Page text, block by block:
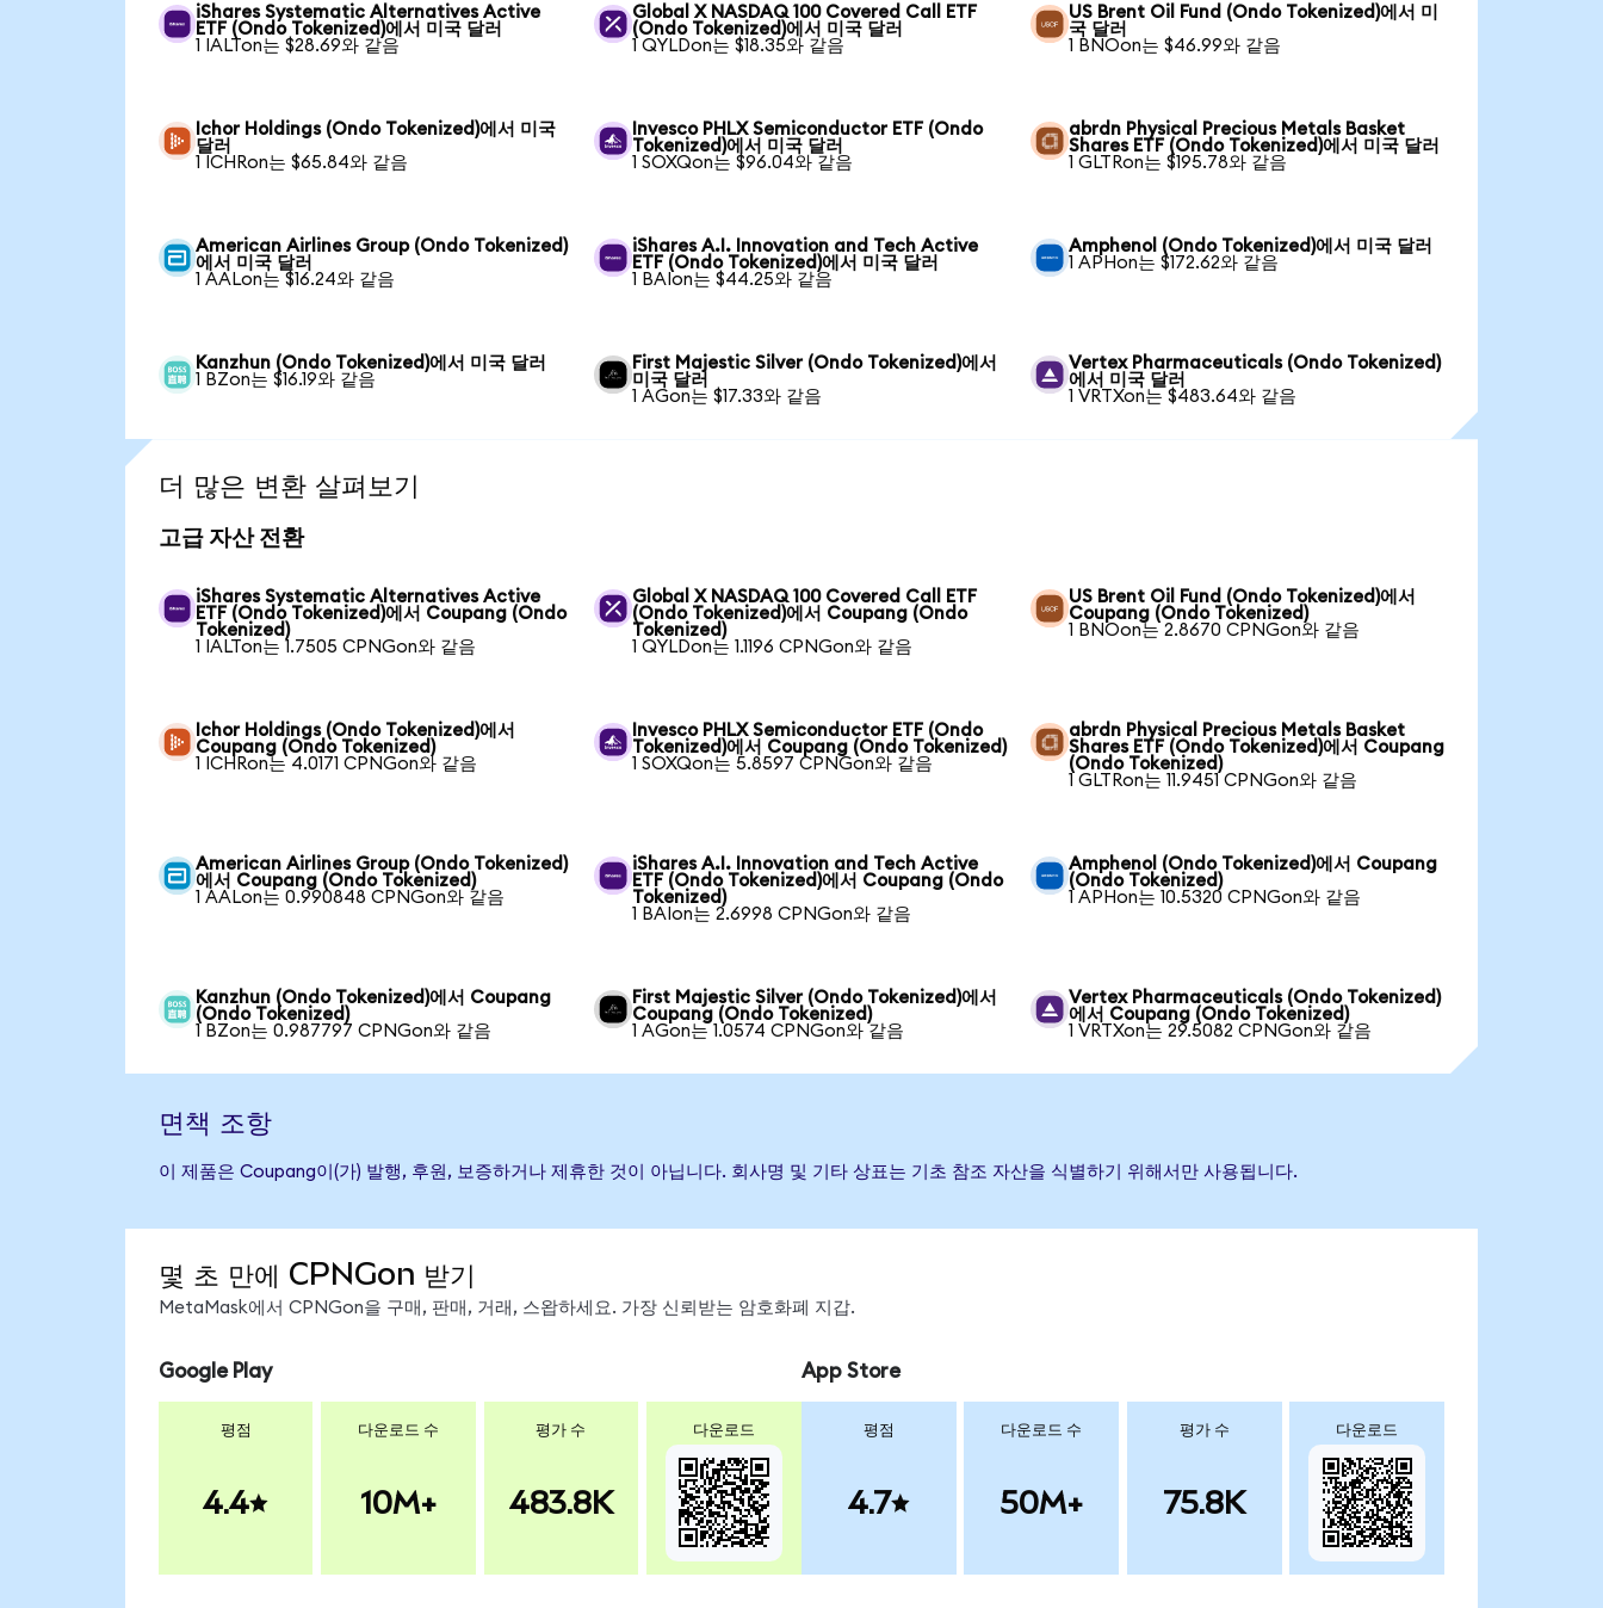
iShares Systematic Alternatives Active
ETF (Ondo Tokenized)에서 미국 달러
1 IALTon는 $28.69와 같음
Global X NASDAQ 100 Covered Call ETF
(Ondo Tokenized)에서 미국 달러
1 QYLDon는 $18.35와 같음
US Brent Oil Fund (Ondo Tokenized)에서 미
국 달러
1 BNOon는 $46.99와 같음
Ichor Holdings (Ondo Tokenized)에서 미국
달러
1 ICHRon는 $65.84와 같음
Invesco PHLX Semiconductor ETF (Ondo
Tokenized)에서 미국 달러
1 SOXQon는 $96.04와 같음
abrdn Physical Precious Metals Basket
Shares ETF (Ondo Tokenized)에서 미국 달러
1 GLTRon는 $195.78와 같음
American Airlines Group (Ondo Tokenized)
에서 미국 달러
1 AALon는 $16.24와 같음
iShares A.I. Innovation and Tech Active
ETF (Ondo Tokenized)에서 미국 달러
1 BAIon는 $44.25와 같음
Amphenol (Ondo Tokenized)에서 미국 달러
1 APHon는 $172.62와 같음
Kanzhun (Ondo Tokenized)에서 미국 달러
1 BZon는 $16.19와 같음
First Majestic Silver (Ondo Tokenized)에서
미국 달러
1 AGon는 $17.33와 같음
Vertex Pharmaceuticals (Ondo Tokenized)
에서 미국 달러
1 VRTXon는 $483.64와 같음
더 많은 변환 살펴보기
고급 자산 전환
iShares Systematic Alternatives Active
ETF (Ondo Tokenized)에서 Coupang (Ondo
Tokenized)
1 IALTon는 1.7505 CPNGon와 같음
Global X NASDAQ 100 Covered Call ETF
(Ondo Tokenized)에서 Coupang (Ondo
Tokenized)
1 QYLDon는 1.1196 CPNGon와 같음
US Brent Oil Fund (Ondo Tokenized)에서
Coupang (Ondo Tokenized)
1 BNOon는 2.8670 CPNGon와 같음
Ichor Holdings (Ondo Tokenized)에서
Coupang (Ondo Tokenized)
1 ICHRon는 4.0171 CPNGon와 같음
Invesco PHLX Semiconductor ETF (Ondo
Tokenized)에서 Coupang (Ondo Tokenized)
1 SOXQon는 5.8597 CPNGon와 같음
abrdn Physical Precious Metals Basket
Shares ETF (Ondo Tokenized)에서 Coupang
(Ondo Tokenized)
1 GLTRon는 11.9451 CPNGon와 같음
American Airlines Group (Ondo Tokenized)
에서 Coupang (Ondo Tokenized)
1 AALon는 0.990848 CPNGon와 같음
iShares A.I. Innovation and Tech Active
ETF (Ondo Tokenized)에서 Coupang (Ondo
Tokenized)
1 BAIon는 2.6998 CPNGon와 같음
Amphenol (Ondo Tokenized)에서 Coupang
(Ondo Tokenized)
1 APHon는 10.5320 CPNGon와 같음
Kanzhun (Ondo Tokenized)에서 Coupang
(Ondo Tokenized)
1 BZon는 0.987797 CPNGon와 같음
First Majestic Silver (Ondo Tokenized)에서
Coupang (Ondo Tokenized)
1 AGon는 1.0574 CPNGon와 같음
Vertex Pharmaceuticals (Ondo Tokenized)
에서 Coupang (Ondo Tokenized)
1 VRTXon는 29.5082 CPNGon와 같음
면책 조항
이 제품은 Coupang이(가) 발행, 후원, 보증하거나 제휴한 것이 아닙니다. 회사명 및 기타 상표는 기초 참조 자산을 식별하기 위해서만 사용됩니다.
몇 초 만에 CPNGon 받기
MetaMask에서 CPNGon을 구매, 판매, 거래, 스왑하세요. 가장 신뢰받는 암호화폐 지갑.
Google Play
평점
4.4
다운로드 수
10M+
평가 수
483.8K
다운로드
App Store
평점
4.7
다운로드 수
50M+
평가 수
75.8K
다운로드